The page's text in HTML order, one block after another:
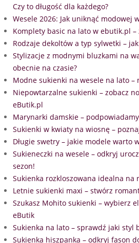
Czy to długość dla każdego?
Wesele 2026: Jak uniknąć modowej
Komplety basic na lato w ebutik.pl –
Rodzaje dekoltów a typ sylwetki –
Stylizacje z modnymi bluzkami na
obecnie na czasie?
Modne sukienki na wesele na lato –
Niepowtarzalne sukienki – zobacz
eButik.pl
Marynarki damskie –
Sukienki w kwiaty na wiosnę –
Długie swetry – jakie modele warto
Sukieneczki na wesele – odkryj
sezon!
Sukienka rozkloszowana idealna na
Letnie sukienki maxi – stwórz
Szukasz Mohito sukienki – wybierz
eButik
Sukienka na lato – sprawdź jaki styl
Sukienka hiszpanka – odkryj fason